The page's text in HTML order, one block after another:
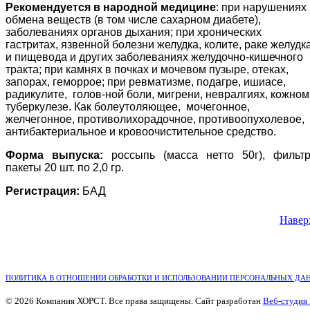
Рекомендуется в народной медицине: при нарушениях
обмена веществ (в том числе сахарном диабете),
заболеваниях органов дыхания; при хронических
гастритах, язвенной болезни желудка, колите, раке
и пищевода и других заболеваниях желудочно-кишечного
тракта; при камнях в почках и мочевом пузыре, отеках,
запорах, геморрое; при ревматизме, подагре, ишиасе,
радикулите, голов-ной боли, мигрени, невралгиях, кожном
туберкулезе. Как болеутоляющее, мочегонное,
желчегонное, противолихорадочное, противоопухолевое,
антибактериальное и кровоочистительное средство.
Форма выпуска: россыпь (масса нетто 50г),
пакеты 20 шт. по 2,0 гр.
Регистрация: БАД
ПОЛИТИКА В ОТНОШЕНИИ ОБРАБОТКИ И ИСПОЛЬЗОВАНИИ ПЕРСОНАЛЬНЫХ
© 2026 Компания ХОРСТ. Все права защищены. Сайт разработан Веб-студия